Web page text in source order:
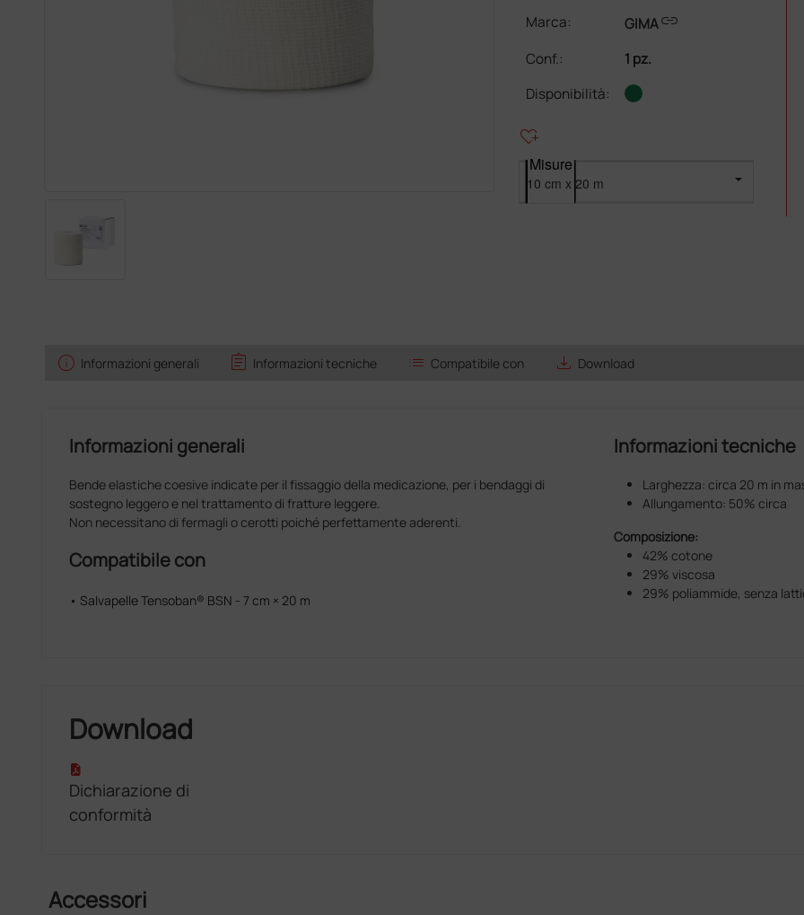
Marca: GIMAlink
Conf.:
1 pz.
Disponibilità:
heart_plus
Misure
info Informazioni generali assignment Informazioni tecniche list Compatibile con save_alt Download
Informazioni generali
Bende elastiche coesive indicate per il fissaggio della medicazione, per i bendaggi di
sostegno leggero e nel trattamento di fratture leggere.
Non necessitano di fermagli o cerotti poiché perfettamente aderenti.
Compatibile con
• Salvapelle Tensoban® BSN - 7 cm × 20 m
Informazioni tecniche
Larghezza: circa 20 m in
Allungamento: 50% circa
Composizione:
42% cotone
29% viscosa
29% poliammide, senza
Download
Dichiarazione di
conformità
Accessori